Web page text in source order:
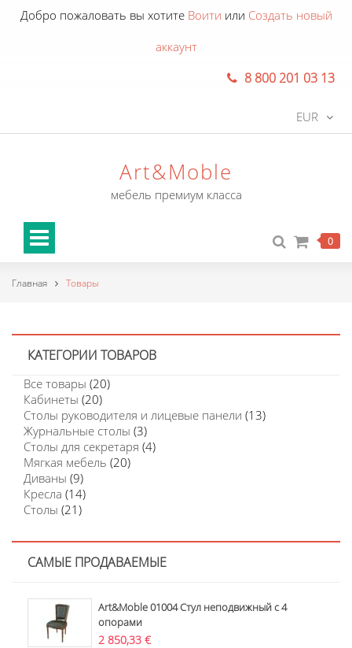
Добро пожаловать вы хотите Воити или Создать новый
аккаунт
8 800 201 03 13
EUR
Art&Moble
мебель премиум класса
0
Главная Товары
КАТЕГОРИИ ТОВАРОВ
Все товары (20)
Кабинеты (20)
Столы руководителя и лицевые панели (13)
Журнальные столы (3)
Столы для секретаря (4)
Мягкая мебель (20)
Диваны (9)
Кресла (14)
Столы (21)
САМЫЕ ПРОДАВАЕМЫЕ
Art&Moble 01004 Стул неподвижный с 4
опорами
2 850,33 €